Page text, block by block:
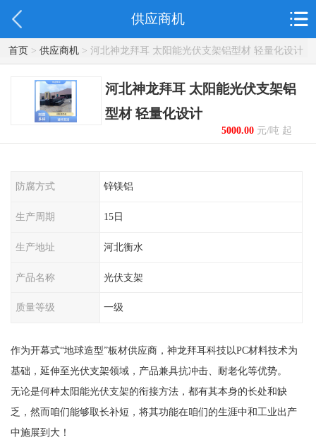
供应商机
首页> 供应商机> 河北神龙拜耳 太阳能光伏支架铝型材 轻量化设计
河北神龙拜耳 太阳能光伏支架铝
型材 轻量化设计
5000.00元/吨 起
防腐方式 锌镁铝
生产周期 15日
生产地址 河北衡水
产品名称 光伏支架
质量等级 一级
作为开幕式“地球造型”板材供应商，神龙拜耳科技以PC材料技术为
基础，延伸至光伏支架领域，产品兼具抗冲击、耐老化等优势。
无论是何种太阳能光伏支架的衔接方法，都有其本身的长处和缺
乏，然而咱们能够取长补短，将其功能在咱们的生涯中和工业出产
中施展到大！